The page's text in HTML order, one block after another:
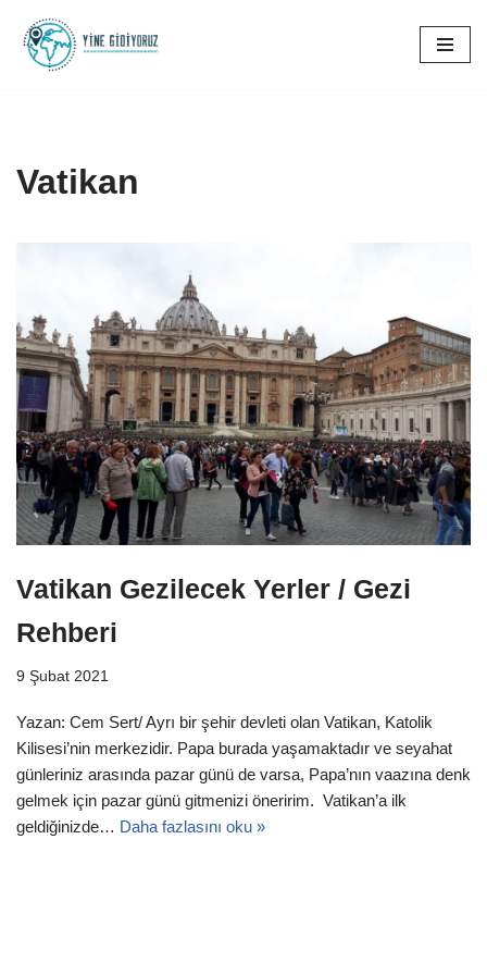
İçeriğe
Vatikan
Vatikan Gezilecek Yerler / Gezi
Rehberi
9 Şubat 2021
Yazan: Cem Sert/ Ayrı bir şehir devleti olan Vatikan, Katolik
Kilisesi’nin merkezidir. Papa burada yaşamaktadır ve seyahat
günleriniz arasında pazar günü de varsa, Papa’nın vaazına denk
gelmek için pazar günü gitmenizi öneririm. Vatikan’a ilk
geldiğinizde… Daha fazlasını oku »